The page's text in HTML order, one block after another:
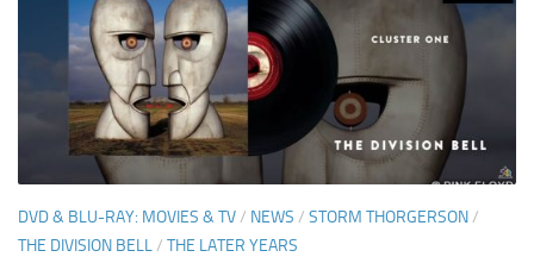
DVD & BLU-RAY: MOVIES & TV/ NEWS / STORM THORGERSON/
THE DIVISION BELL/ THE LATER YEARS